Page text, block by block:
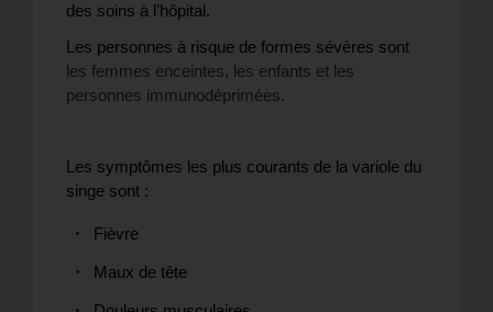
des soins à l’hôpital.
Les personnes à risque de formes sévères sont
les femmes enceintes, les enfants et les
personnes immunodéprimées.
Les symptômes les plus courants de la variole du
singe sont :
Fièvre
Maux de tête